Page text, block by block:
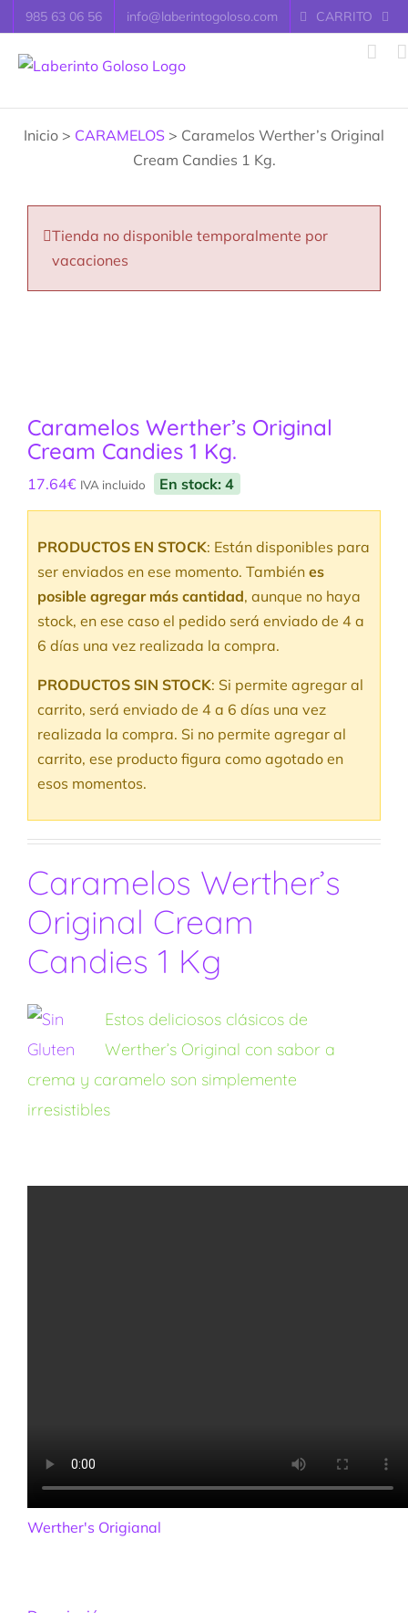
Saltar
al
contenido
985 63 06 56 info@laberintogoloso.com CARRITO
Inicio > CARAMELOS > Caramelos Werther’s Original
Cream Candies 1 Kg.
Tienda no disponible temporalmente por
vacaciones
Caramelos Werther’s Original
Cream Candies 1 Kg.
17.64€ IVA incluido En stock: 4
PRODUCTOS EN STOCK: Están disponibles para
ser enviados en ese momento. También es
posible agregar más cantidad, aunque no haya
stock, en ese caso el pedido será enviado de 4 a
6 días una vez realizada la compra.
PRODUCTOS SIN STOCK: Si permite agregar al
carrito, será enviado de 4 a 6 días una vez
realizada la compra. Si no permite agregar al
carrito, ese producto figura como agotado en
esos momentos.
Caramelos Werther’s
Original Cream
Candies 1 Kg
Estos deliciosos clásicos de
Werther’s Original con sabor a
crema y caramelo son simplemente
irresistibles
Werther's Origianal